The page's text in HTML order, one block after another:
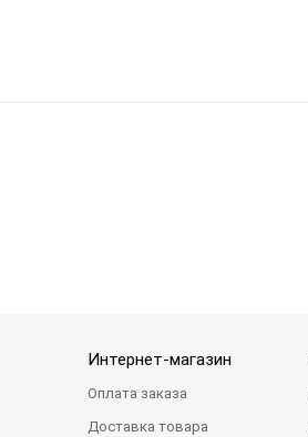
Интернет-магазин
Оплата заказа
Доставка товара